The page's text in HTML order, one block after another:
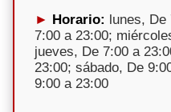
Horario:
lunes,
7:00 a 23:00;
jueves, De 7:00 a
23:00; sábado, De
9:00 a 23:00